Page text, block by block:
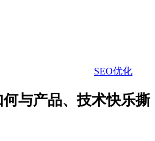
SEO优化
与产品、技术快乐撕